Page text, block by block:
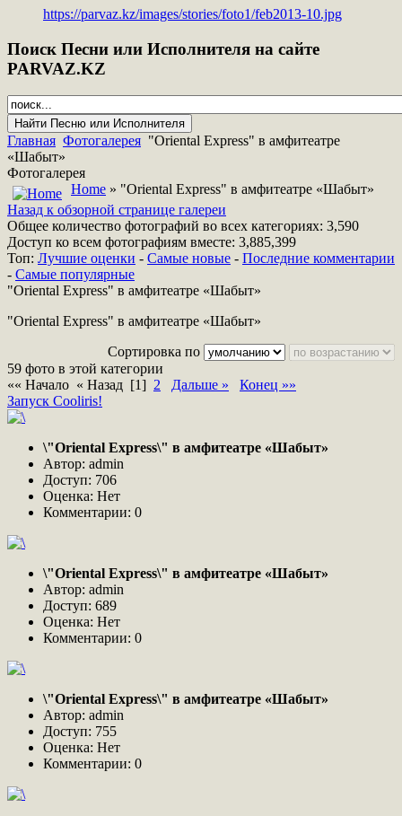
https://parvaz.kz/images/stories/foto1/feb2013-10.jpg
Поиск Песни или Исполнителя на сайте
PARVAZ.KZ
Главная Фотогалерея "Oriental Express" в амфитеатре
«Шабыт»
Фотогалерея
Home » "Oriental Express" в амфитеатре «Шабыт»
Назад к обзорной странице галереи
Общее количество фотографий во всех категориях: 3,590
Доступ ко всем фотографиям вместе: 3,885,399
Топ: Лучшие оценки - Самые новые - Последние комментарии
- Самые популярные
"Oriental Express" в амфитеатре «Шабыт»
"Oriental Express" в амфитеатре «Шабыт»
Сортировка по
59 фото в этой категории
«« Начало « Назад [1] 2 Дальше »
Конец »»
Запуск Cooliris!
\"Oriental Express\" в амфитеатре «Шабыт»
Автор: admin
Доступ: 706
Оценка: Нет
Комментарии: 0
\"Oriental Express\" в амфитеатре «Шабыт»
Автор: admin
Доступ: 689
Оценка: Нет
Комментарии: 0
\"Oriental Express\" в амфитеатре «Шабыт»
Автор: admin
Доступ: 755
Оценка: Нет
Комментарии: 0